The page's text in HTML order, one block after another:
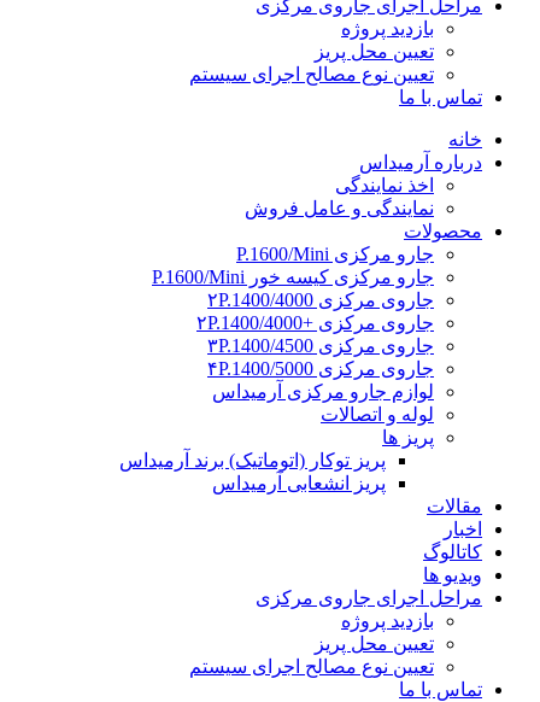
مراحل اجرای جاروی مرکزی
بازدید پروژه
تعیین محل پریز
تعیین نوع مصالح اجرای سیستم
تماس با ما
خانه
درباره آرمیداس
اخذ نمایندگی
نمایندگی و عامل فروش
محصولات
جارو مرکزی P.1600/Mini
جارو مرکزی کیسه خور P.1600/Mini
جاروی مرکزی ۲P.1400/4000
جاروی مرکزی +۲P.1400/4000
جاروی مرکزی ۳P.1400/4500
جاروی مرکزی ۴P.1400/5000
لوازم جارو مرکزی آرمیداس
لوله و اتصالات
پریز ها
پریز توکار (اتوماتیک) برند آرمیداس
پریز انشعابی آرمیداس
مقالات
اخبار
کاتالوگ
ویدیو ها
مراحل اجرای جاروی مرکزی
بازدید پروژه
تعیین محل پریز
تعیین نوع مصالح اجرای سیستم
تماس با ما